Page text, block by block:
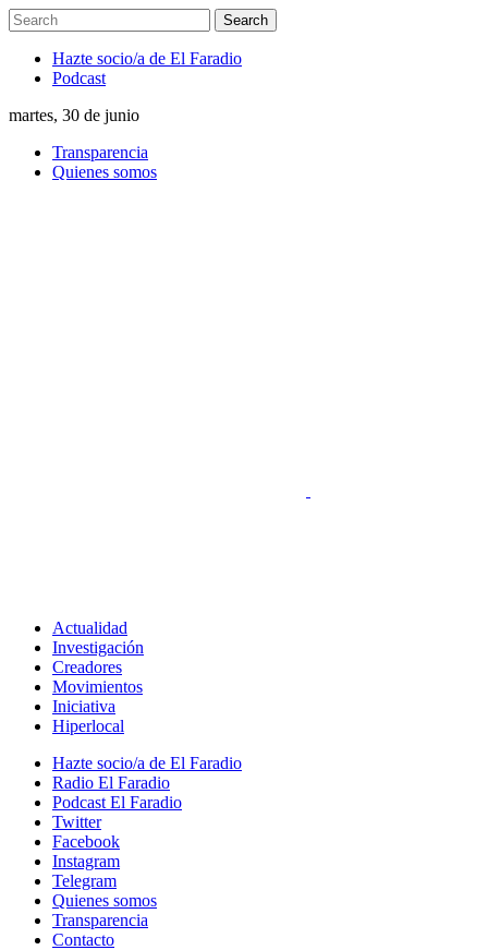
Hazte socio/a de El Faradio
Podcast
martes, 30 de junio
Transparencia
Quienes somos
Actualidad
Investigación
Creadores
Movimientos
Iniciativa
Hiperlocal
Hazte socio/a de El Faradio
Radio El Faradio
Podcast El Faradio
Twitter
Facebook
Instagram
Telegram
Quienes somos
Transparencia
Contacto